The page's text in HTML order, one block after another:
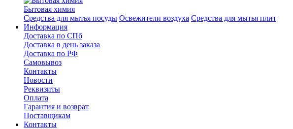
Бытовая химия
Средства для мытья посуды Освежители воздуха Средства для мытья плит
Информация
Доставка по СПб
Доставка в день заказа
Доставка по РФ
Самовывоз
Контакты
Новости
Реквизиты
Оплата
Гарантия и возврат
Поставщикам
Контакты